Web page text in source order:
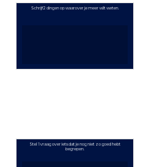
Schrijf 2 dingen op waarover je meer wilt weten.
Stel 1 vraag over iets dat je nog niet zo goed hebt
begrepen.